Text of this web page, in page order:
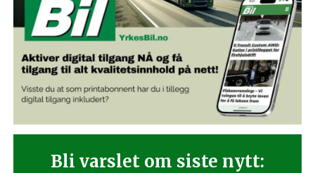
Bli varslet om siste nytt: